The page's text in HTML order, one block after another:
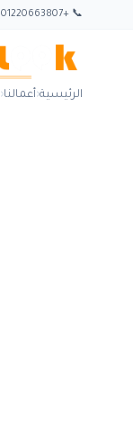
📞 +201220663807
الرئيسية‹أعمالنا‹